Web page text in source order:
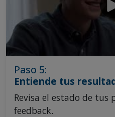
Paso 5:
Entiende tus
Revisa el estado de tus
feedback.